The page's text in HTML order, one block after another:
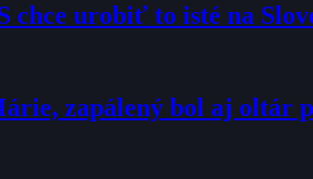
chce urobiť to isté na
zapálený bol aj oltár